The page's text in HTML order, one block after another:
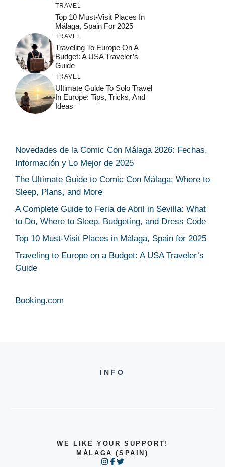
TRAVEL
Top 10 Must-Visit Places In
Málaga, Spain For 2025
TRAVEL
Traveling To Europe On A
Budget: A USA Traveler’s
Guide
TRAVEL
Ultimate Guide To Solo Travel
In Europe: Tips, Tricks, And
Ideas
Novedades de la Comic Con Málaga 2026: Fechas,
Información y Lo Mejor de 2025
The Ultimate Guide to Comic Con Málaga: Where to
Sleep, Plans, and More
A Complete Guide to Feria de Abril in Sevilla: What
to Do, Where to Sleep, Budgeting, and Dress Code
Top 10 Must-Visit Places in Málaga, Spain for 2025
Traveling to Europe on a Budget: A USA Traveler’s
Guide
Booking.com
INFO
WE LIKE YOUR SUPPORT!
MÁLAGA (SPAIN)